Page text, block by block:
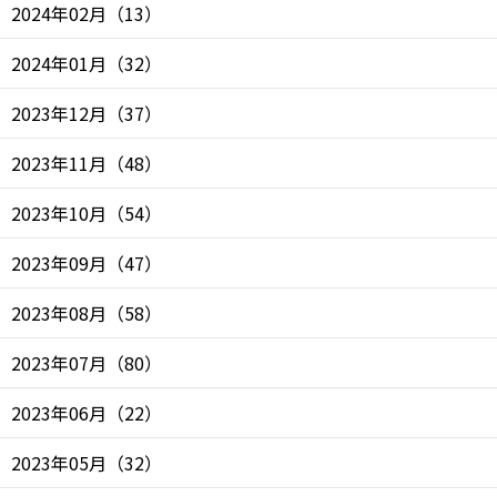
2024年02月 （13）
2024年01月 （32）
2023年12月 （37）
2023年11月 （48）
2023年10月 （54）
2023年09月 （47）
2023年08月 （58）
2023年07月 （80）
2023年06月 （22）
2023年05月 （32）